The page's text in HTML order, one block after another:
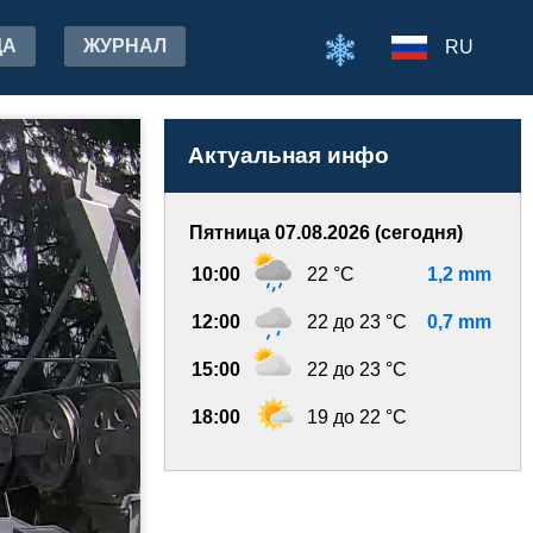
ЖУРНАЛ RU
Актуальная инфо
Пятница 07.08.2026 (сегодня)
10:00 22 °C 1,2 mm
12:00 22 до 23 °C 0,7 mm
15:00 22 до 23 °C
18:00 19 до 22 °C